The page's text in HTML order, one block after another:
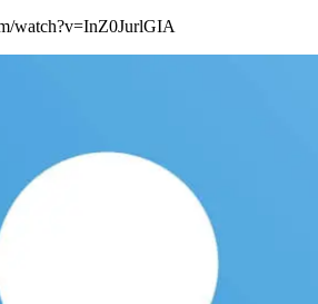
watch?v=InZ0JurlGIA